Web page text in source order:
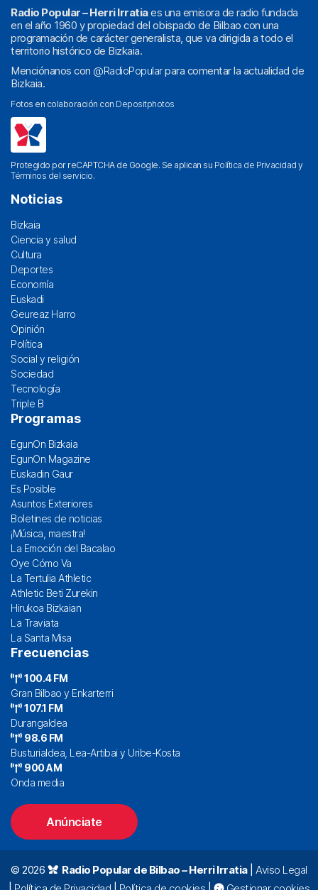
Radio Popular – Herri Irratiaes una emisora de radio fundada
en el año 1960 y propiedad del obispado de Bilbao con una
programación de carácter generalista, que va dirigida a todo el
territorio histórico de Bizkaia.
Menciónanos con @RadioPopularpara comentar la actualidad de
Bizkaia.
Fotos en colaboración con Depositphotos
Protegido por reCAPTCHA de Google. Se aplican su Política de Privacidad y
Términos del servicio.
Noticias
Bizkaia
Ciencia y salud
Cultura
Deportes
Economía
Euskadi
Geureaz Harro
Opinión
Política
Social y religión
Sociedad
Tecnología
Triple B
Programas
EgunOn Bizkaia
EgunOn Magazine
Euskadin Gaur
Es Posible
Asuntos Exteriores
Boletines de noticias
¡Música, maestra!
La Emoción del Bacalao
Oye Cómo Va
La Tertulia Athletic
Athletic Beti Zurekin
Hirukoa Bizkaian
La Traviata
La Santa Misa
Frecuencias
100.4 FM
Gran Bilbao y Enkarterri
107.1 FM
Durangaldea
98.6 FM
Busturialdea, Lea-Artibai y Uribe-Kosta
900 AM
Onda media
Anúnciate
© 2026 Radio Popular de Bilbao – Herri Irratia| Aviso Legal